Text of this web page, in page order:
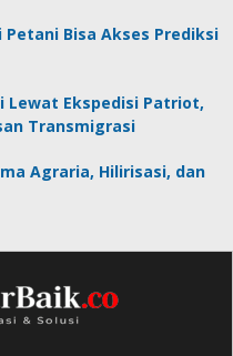
Bisa Akses Prediksi
Lewat Ekspedisi Patriot,
Transmigrasi
Agraria, Hilirisasi, dan